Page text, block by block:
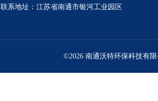
联系地址：江苏省南通市银河工业园区
©2026 南通沃特环保科技有